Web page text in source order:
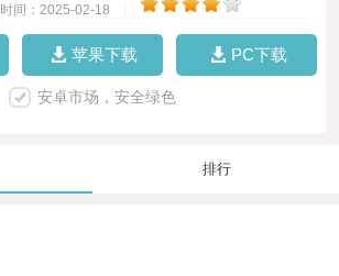
时间：2025-02-18
苹果下载 PC下载
安卓市场，安全绿色
排行